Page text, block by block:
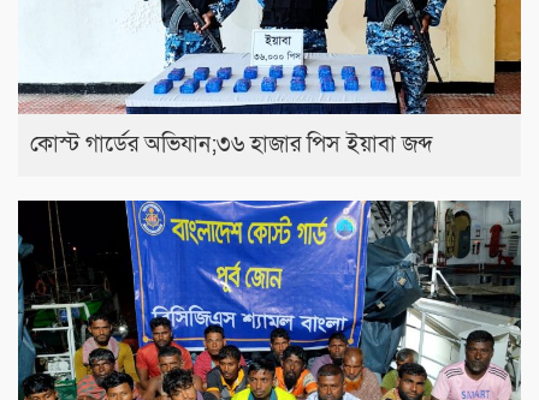
কোস্ট গার্ডের অভিযান;৩৬ হাজার পিস ইয়াবা জব্দ